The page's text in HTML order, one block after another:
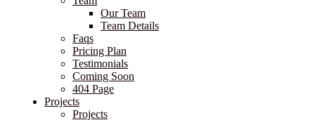
Our Team
Team Details
Faqs
Pricing Plan
Testimonials
Coming Soon
404 Page
Projects
Projects